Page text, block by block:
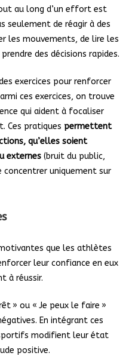
au long d’un effort est
seulement de réagir à des
les mouvements, de lire les
des décisions rapides.
exercices pour renforcer
ces exercices, on trouve
qui aident à focaliser
Ces pratiques permettent
qu’elles soient
externes (bruit du public,
concentrer uniquement sur
que les athlètes
leur confiance en eux
à réussir.
» ou « Je peux le faire »
En intégrant ces
modifient leur état
positive.